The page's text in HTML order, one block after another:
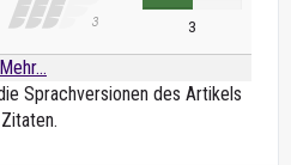
3
Mehr...
Sprachversionen des Artikels